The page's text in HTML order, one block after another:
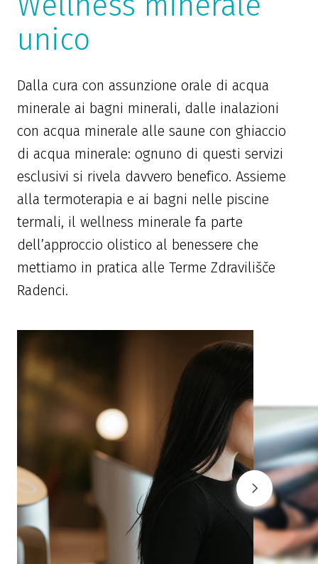
unico
Dalla cura con assunzione orale di acqua
minerale ai bagni minerali, dalle inalazioni
con acqua minerale alle saune con ghiaccio
di acqua minerale: ognuno di questi servizi
esclusivi si rivela davvero benefico. Assieme
alla termoterapia e ai bagni nelle piscine
termali, il wellness minerale fa parte
dell’approccio olistico al benessere che
mettiamo in pratica alle Terme Zdravilišče
Radenci.